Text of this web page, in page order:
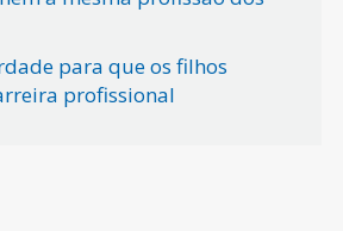
para que os filhos
profissional